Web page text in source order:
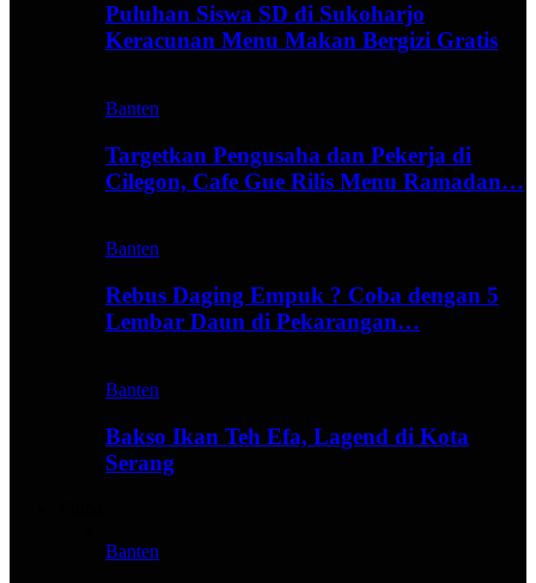
Puluhan Siswa SD di Sukoharjo
Keracunan Menu Makan Bergizi Gratis
Banten
Targetkan Pengusaha dan Pekerja di
Cilegon, Cafe Gue Rilis Menu Ramadan…
Banten
Rebus Daging Empuk ? Coba dengan 5
Lembar Daun di Pekarangan…
Banten
Bakso Ikan Teh Efa, Lagend di Kota
Serang
Banten